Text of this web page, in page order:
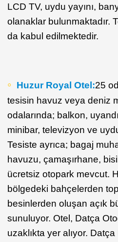
LCD TV, uydu yayını,
olanaklar bulunmaktadır.
da kabul edilmektedir.
Huzur Royal Otel:25
tesisin havuz veya deniz
odalarında; balkon,
minibar, televizyon ve
Tesiste ayrıca; bagaj
havuzu, çamaşırhane,
ücretsiz otopark mevcut.
bölgedeki bahçelerden
besinlerden oluşan açık
sunuluyor. Otel, Datça
uzaklıkta yer alıyor.